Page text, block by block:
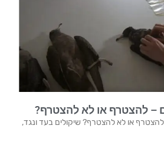
– להצטרף או לא להצטרף?
להצטרף או לא להצטרף? שיקולים בעד ונגד,